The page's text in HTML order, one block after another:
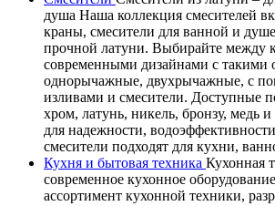
душа Наша коллекция смесителей
краны, смесители для ванной и
прочной латуни. Выбирайте между
современными дизайнами с такими
однорычажные, двухрычажные, с
изливами и смесители. Доступные
хром, латунь, никель, бронзу, медь
для надежности,
смесители подходят для кухни,
Кухня и бытовая техника Кухонная
современное кухонное
ассортимент кухонной техники,